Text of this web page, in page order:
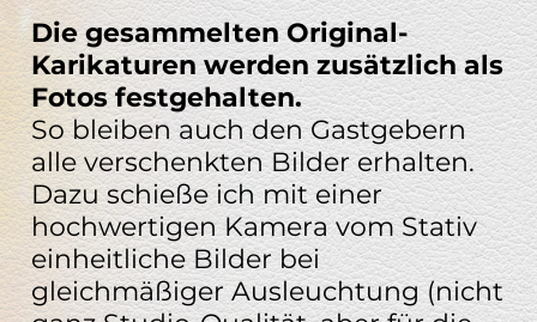
Die gesammelten Original-
Karikaturen werden zusätzlich als
Fotos festgehalten.
So bleiben auch den Gastgebern
alle verschenkten Bilder erhalten.
Dazu schieße ich mit einer
hochwertigen Kamera vom Stativ
einheitliche Bilder bei
gleichmäßiger Ausleuchtung (nicht